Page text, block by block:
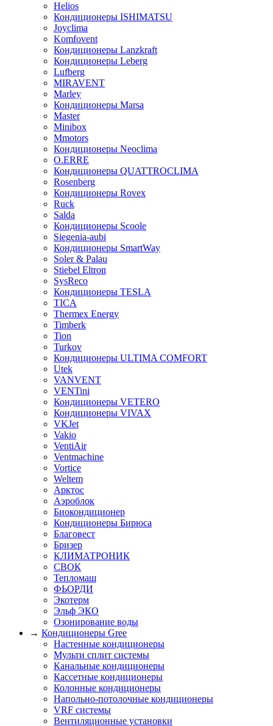
Helios
Кондиционеры ISHIMATSU
Joyclima
Komfovent
Кондиционеры Lanzkraft
Кондиционеры Leberg
Lufberg
MIRAVENT
Marley
Кондиционеры Marsa
Master
Minibox
Mmotors
Кондиционеры Neoclima
O.ERRE
Кондиционеры QUATTROCLIMA
Rosenberg
Кондиционеры Rovex
Ruck
Salda
Кондиционеры Scoole
Siegenia-aubi
Кондиционеры SmartWay
Soler & Palau
Stiebel Eltron
SysReco
Кондиционеры TESLA
TICA
Thermex Energy
Timberk
Tion
Turkov
Кондиционеры ULTIMA COMFORT
Utek
VANVENT
VENTini
Кондиционеры VETERO
Кондиционеры VIVAX
VKJet
Vakio
VentiAir
Ventmachine
Vortice
Weltem
Арктос
Аэроблок
Биокондиционер
Кондиционеры Бирюса
Благовест
Бризер
КЛИМАТРОНИК
СВОК
Тепломаш
ФЬОРДИ
Экотерм
Эльф ЭКО
Озонирование воды
→ Кондиционеры Gree
Настенные кондиционеры
Мульти сплит системы
Канальные кондиционеры
Кассетные кондиционеры
Колонные кондиционеры
Напольно-потолочные кондиционеры
VRF системы
Вентиляционные установки